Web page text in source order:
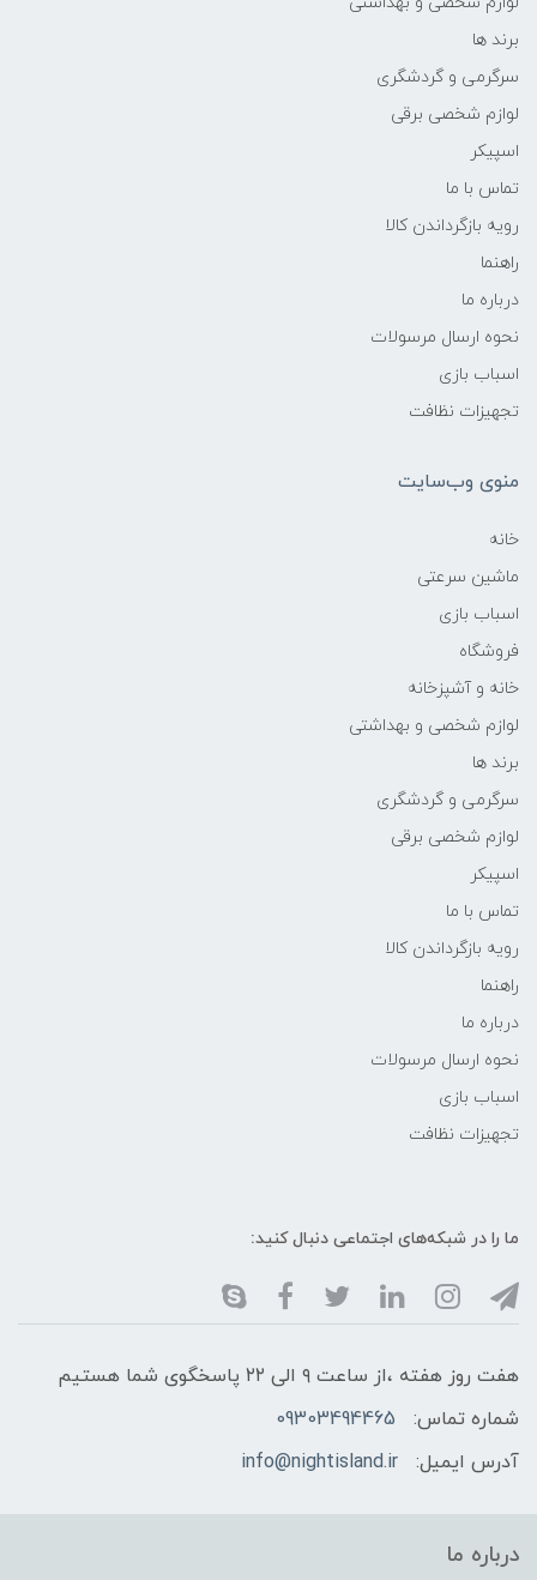
برند ها
سرگرمی و گردشگری
لوازم شخصی برقی
اسپیکر
تماس با ما
رویه بازگرداندن کالا
راهنما
درباره ما
نحوه ارسال مرسولات
اسباب بازی
تجهیزات نظافت
منوی وب‌سایت
خانه
ماشین سرعتی
اسباب بازی
فروشگاه
خانه و آشپزخانه
لوازم شخصی و بهداشتی
برند ها
سرگرمی و گردشگری
لوازم شخصی برقی
اسپیکر
تماس با ما
رویه بازگرداندن کالا
راهنما
درباره ما
نحوه ارسال مرسولات
اسباب بازی
تجهیزات نظافت
ما را در شبکه‌های اجتماعی دنبال کنید:
هفت روز هفته ،از ساعت ۹ الی ۲۲ پاسخگوی شما هستیم
شماره تماس:
09303494465
آدرس ایمیل:
info@nightisland.ir
درباره ما